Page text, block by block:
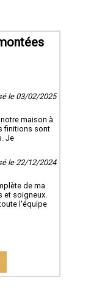
le 03/02/2025
maison à
finitions sont
Je
le 22/12/2024
de ma
et soigneux.
l'équipe